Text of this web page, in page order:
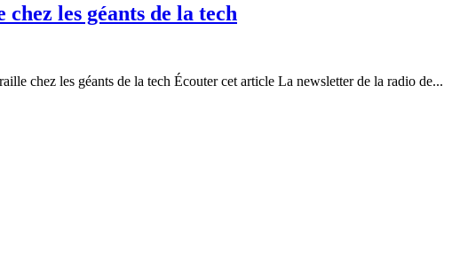
les géants de la tech
chez les géants de la tech Écouter cet article La newsletter de la radio de...